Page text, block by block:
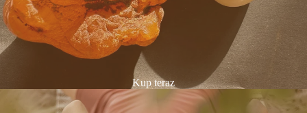
Kup teraz